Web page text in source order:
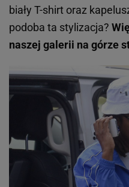
biały T-shirt oraz
podoba ta stylizacja?
naszej galerii na górze